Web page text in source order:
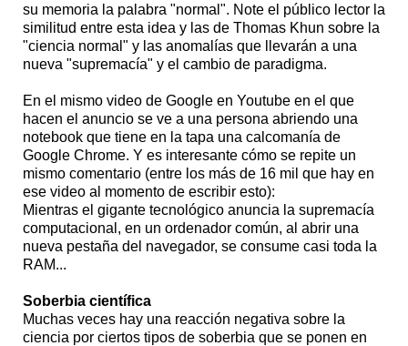
su memoria la palabra "normal". Note el público lector la
similitud entre esta idea y las de Thomas Khun sobre la
"ciencia normal" y las anomalías que llevarán a una
nueva "supremacía" y el cambio de paradigma.
En el mismo video de Google en Youtube en el que
hacen el anuncio se ve a una persona abriendo una
notebook que tiene en la tapa una calcomanía de
Google Chrome. Y es interesante cómo se repite un
mismo comentario (entre los más de 16 mil que hay en
ese video al momento de escribir esto):
Mientras el gigante tecnológico anuncia la supremacía
computacional, en un ordenador común, al abrir una
nueva pestaña del navegador, se consume casi toda la
RAM...
Soberbia científica
Muchas veces hay una reacción negativa sobre la
ciencia por ciertos tipos de soberbia que se ponen en